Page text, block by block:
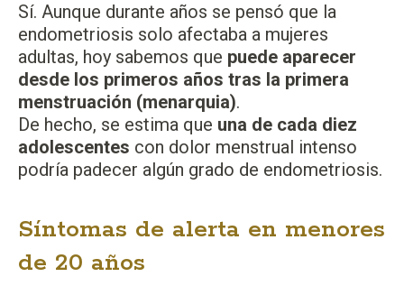
Sí. Aunque durante años se pensó que la
endometriosis solo afectaba a mujeres
adultas, hoy sabemos que puede aparecer
desde los primeros años tras la primera
menstruación (menarquia).
De hecho, se estima que una de cada diez
adolescentes con dolor menstrual intenso
podría padecer algún grado de endometriosis.
Síntomas de alerta en menores
de 20 años